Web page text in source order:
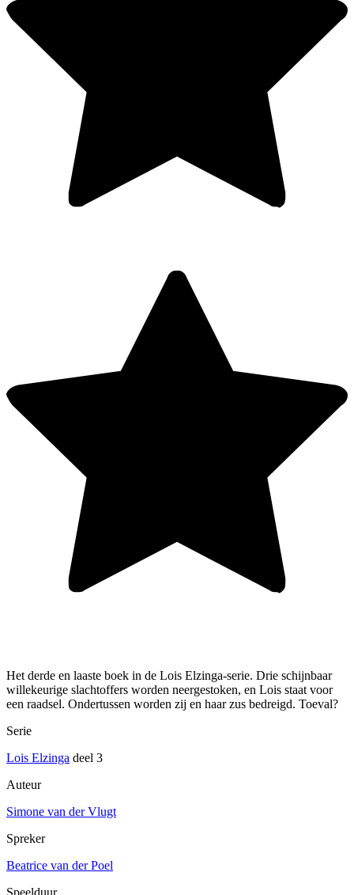
Het derde en laaste boek in de Lois Elzinga-serie. Drie schijnbaar
willekeurige slachtoffers worden neergestoken, en Lois staat voor
een raadsel. Ondertussen worden zij en haar zus bedreigd. Toeval?
Serie
Lois Elzinga deel 3
Auteur
Simone van der Vlugt
Spreker
Beatrice van der Poel
Speelduur